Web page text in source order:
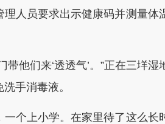
员要求出示健康码并测量体
他们来‘透透气’。”正在三垟湿
手消毒液。
上小学。在家里待了这么长